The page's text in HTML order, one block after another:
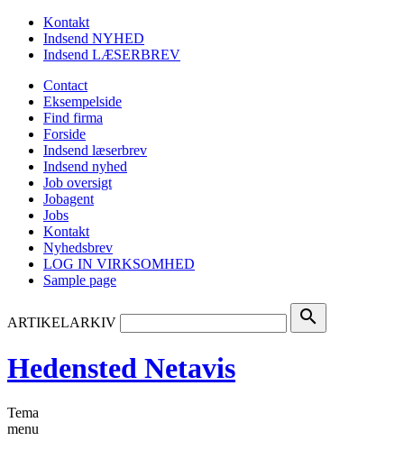
Kontakt
Indsend NYHED
Indsend LÆSERBREV
Contact
Eksempelside
Find firma
Forside
Indsend læserbrev
Indsend nyhed
Job oversigt
Jobagent
Jobs
Kontakt
Nyhedsbrev
LOG IN VIRKSOMHED
Sample page
ARTIKELARKIV search
Hedensted Netavis
Tema
menu